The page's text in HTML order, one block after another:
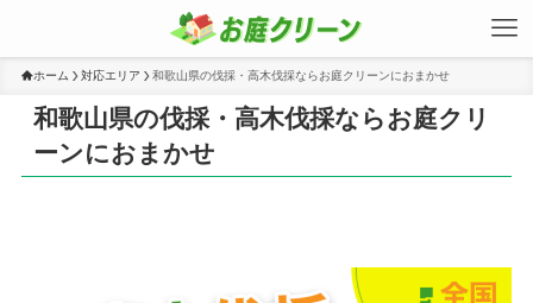
ホーム 対応エリア 和歌山県の伐採・高木伐採ならお庭クリーンにおまかせ
和歌山県の伐採・高木伐採ならお庭クリ
ーンにおまかせ